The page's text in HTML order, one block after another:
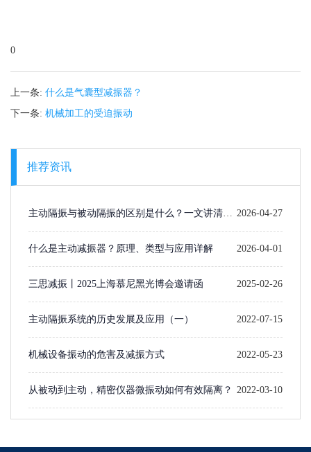
0
上一条: 什么是气囊型减振器？
下一条: 机械加工的受迫振动
推荐资讯
主动隔振与被动隔振的区别是什么？一文讲清楚
选型逻辑
2026-04-27
什么是主动减振器？原理、类型与应用详解 2026-04-01
三思减振丨2025上海慕尼黑光博会邀请函 2025-02-26
主动隔振系统的历史发展及应用（一）​ 2022-07-15
机械设备振动的危害及减振方式 2022-05-23
从被动到主动，精密仪器微振动如何有效隔离？ 2022-03-10